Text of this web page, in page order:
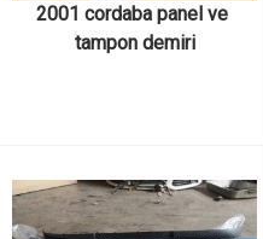
2001 cordaba panel ve
tampon demiri